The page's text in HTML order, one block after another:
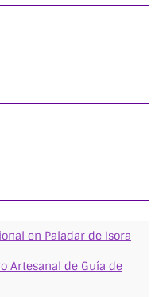
en Paladar de Isora
Artesanal de Guía de